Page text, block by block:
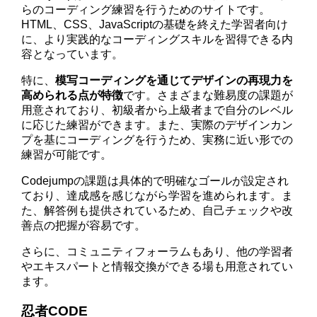
らのコーディング練習を行うためのサイトです。
HTML、CSS、JavaScriptの基礎を終えた学習者向け
に、より実践的なコーディングスキルを習得できる内
容となっています。
特に、模写コーディングを通じてデザインの再現力を
高められる点が特徴です。さまざまな難易度の課題が
用意されており、初級者から上級者まで自分のレベル
に応じた練習ができます。また、実際のデザインカン
プを基にコーディングを行うため、実務に近い形での
練習が可能です。
Codejumpの課題は具体的で明確なゴールが設定され
ており、達成感を感じながら学習を進められます。ま
た、解答例も提供されているため、自己チェックや改
善点の把握が容易です。
さらに、コミュニティフォーラムもあり、他の学習者
やエキスパートと情報交換ができる場も用意されてい
ます。
忍者CODE